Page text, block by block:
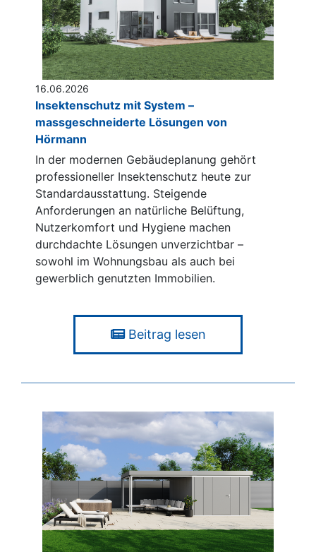
16.06.2026
Insektenschutz mit System –
massgeschneiderte Lösungen von
Hörmann
In der modernen Gebäudeplanung gehört
professioneller Insektenschutz heute zur
Standardausstattung. Steigende
Anforderungen an natürliche Belüftung,
Nutzerkomfort und Hygiene machen
durchdachte Lösungen unverzichtbar –
sowohl im Wohnungsbau als auch bei
gewerblich genutzten Immobilien.
Beitrag lesen